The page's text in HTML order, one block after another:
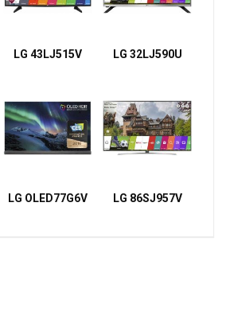
LG 43LJ515V LG 32LJ590U
LG OLED77G6V LG 86SJ957V